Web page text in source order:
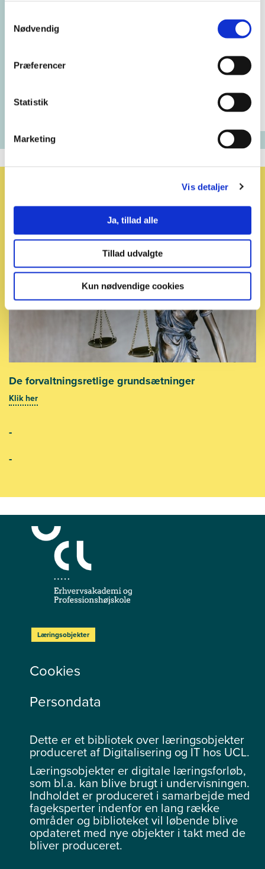
Nødvendig
Præferencer
Statistik
Marketing
Vis detaljer
Ja, tillad alle
Tillad udvalgte
Kun nødvendige cookies
Hent vejledning
De forvaltningsretlige grundsætninger
Klik her
-
-
Læringsobjekter
Cookies
Persondata
Dette er et bibliotek over læringsobjekter
produceret af Digitalisering og IT hos UCL.
Læringsobjekter er digitale læringsforløb,
som bl.a. kan blive brugt i undervisningen.
Indholdet er produceret i samarbejde med
fageksperter indenfor en lang række
områder og biblioteket vil løbende blive
opdateret med nye objekter i takt med de
bliver produceret.